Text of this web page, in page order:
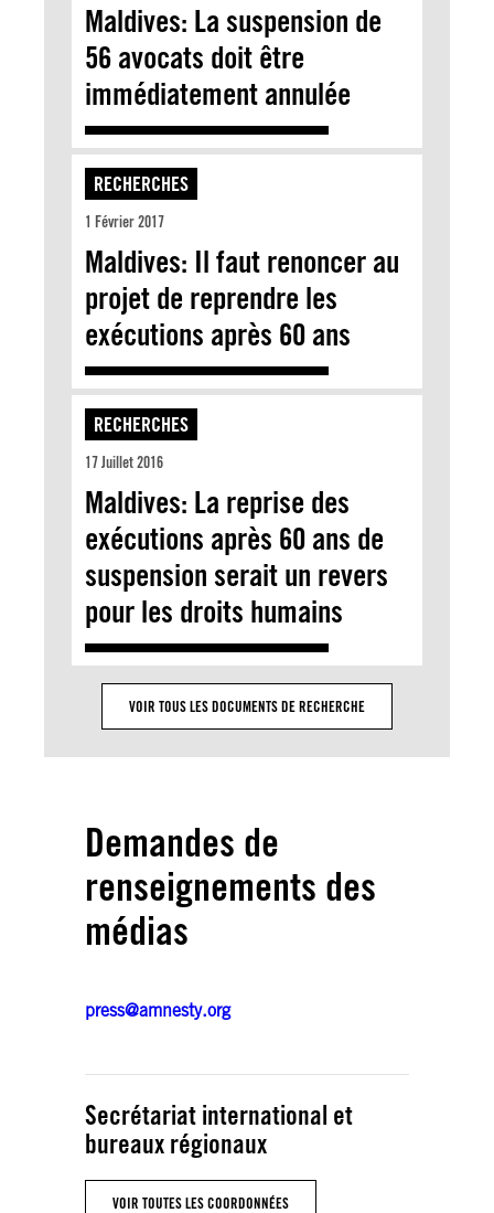
Maldives: La suspension de
56 avocats doit être
immédiatement annulée
RECHERCHES
1 Février 2017
Maldives: Il faut renoncer au
projet de reprendre les
exécutions après 60 ans
RECHERCHES
17 Juillet 2016
Maldives: La reprise des
exécutions après 60 ans de
suspension serait un revers
pour les droits humains
VOIR TOUS LES DOCUMENTS DE RECHERCHE
Demandes de
renseignements des
médias
press@amnesty.org
Secrétariat international et
bureaux régionaux
VOIR TOUTES LES COORDONNÉES